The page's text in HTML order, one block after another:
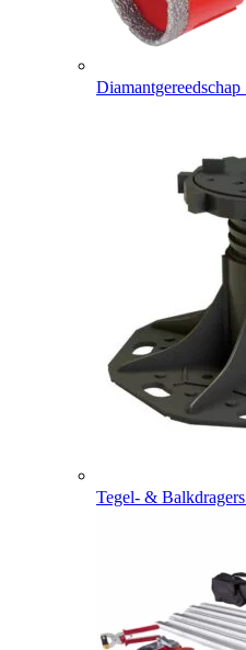
Diamantgereedschap
Tegel- & Balkdragers